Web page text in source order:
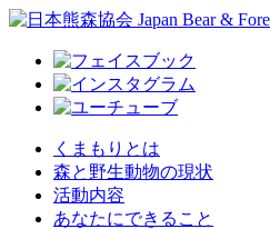
くまもりとは
森と野生動物の現状
活動内容
あなたにできること